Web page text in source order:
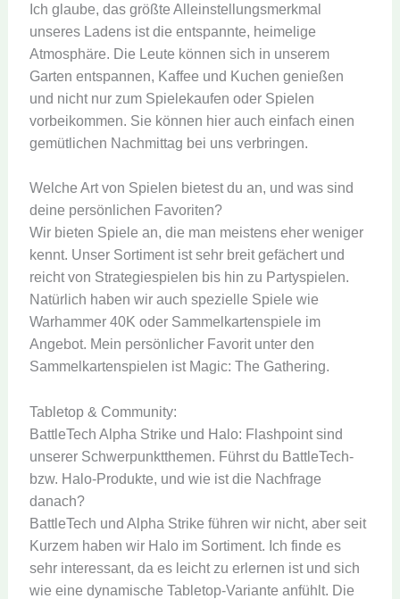
Ich glaube, das größte Alleinstellungsmerkmal
unseres Ladens ist die entspannte, heimelige
Atmosphäre. Die Leute können sich in unserem
Garten entspannen, Kaffee und Kuchen genießen
und nicht nur zum Spielekaufen oder Spielen
vorbeikommen. Sie können hier auch einfach einen
gemütlichen Nachmittag bei uns verbringen.
Welche Art von Spielen bietest du an, und was sind
deine persönlichen Favoriten?
Wir bieten Spiele an, die man meistens eher weniger
kennt. Unser Sortiment ist sehr breit gefächert und
reicht von Strategiespielen bis hin zu Partyspielen.
Natürlich haben wir auch spezielle Spiele wie
Warhammer 40K oder Sammelkartenspiele im
Angebot. Mein persönlicher Favorit unter den
Sammelkartenspielen ist Magic: The Gathering.
Tabletop & Community:
BattleTech Alpha Strike und Halo: Flashpoint sind
unserer Schwerpunktthemen. Führst du BattleTech-
bzw. Halo-Produkte, und wie ist die Nachfrage
danach?
BattleTech und Alpha Strike führen wir nicht, aber seit
Kurzem haben wir Halo im Sortiment. Ich finde es
sehr interessant, da es leicht zu erlernen ist und sich
wie eine dynamische Tabletop-Variante anfühlt. Die